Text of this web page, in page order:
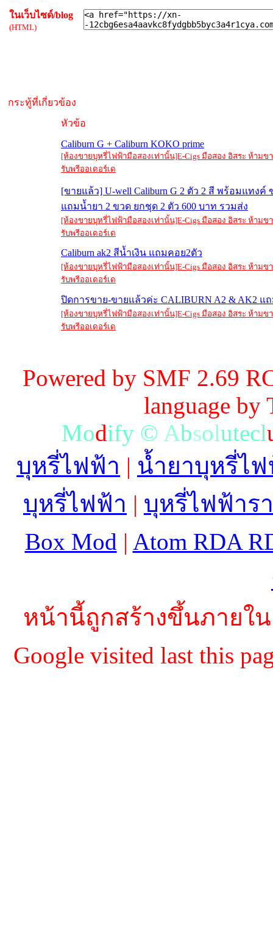
ในเว็บไซด์/blog
(HTML)
กระทู้ที่เกี่ยวข้อง
หัวข้อ
Caliburn G + Caliburn KOKO prime
[ห้องขายบุหรี่ไฟฟ้ามือสองเท่านั้น]E-Cigs มือสอง อิสระ ห้ามข
รับพรีออเดอร์เด
[ขายแล้ว] U-well Caliburn G 2 ตัว 2 สี พร้อมแทงค์
แถมน้ำยา 2 ขวด ยกชุด 2 ตัว 600 บาท รวมส่ง
[ห้องขายบุหรี่ไฟฟ้ามือสองเท่านั้น]E-Cigs มือสอง อิสระ ห้ามข
รับพรีออเดอร์เด
Caliburn ak2 สีน้ำเงิน แถมคอย2ตัว
[ห้องขายบุหรี่ไฟฟ้ามือสองเท่านั้น]E-Cigs มือสอง อิสระ ห้ามข
รับพรีออเดอร์เด
ปิดการขาย-ขายแล้วค่ะ CALIBURN A2 & AK2 แถ
[ห้องขายบุหรี่ไฟฟ้ามือสองเท่านั้น]E-Cigs มือสอง อิสระ ห้ามข
รับพรีออเดอร์เด
Powered by SMF 2.69
language
Modify © Absolutecl
บุหรี่ไฟฟ้า | น้ำยาบุหรี่ไ
บุหรี่ไฟฟ้า | บุหรี่ไฟฟ้าร
Box Mod | Atom RDA
หน้านี้ถูกสร้างขึ้นภายใน
Google visited last this